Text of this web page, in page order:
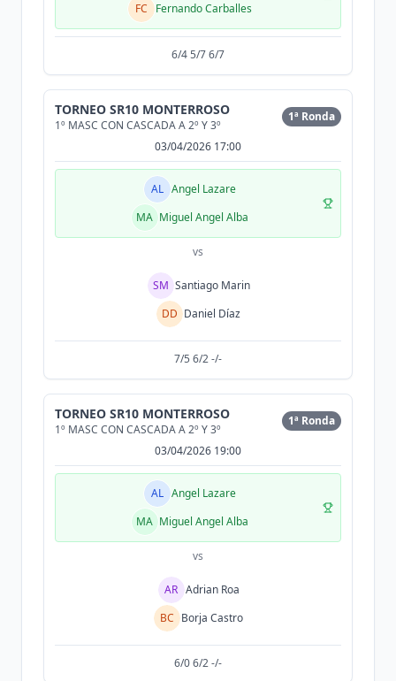
FC
Fernando Carballes
6/4 5/7 6/7
TORNEO SR10 MONTERROSO
1º MASC CON CASCADA A 2º Y 3º
1ª Ronda
03/04/2026 17:00
AL Angel Lazare
MA Miguel Angel Alba
vs
SM Santiago Marin
DD Daniel Díaz
7/5 6/2 -/-
TORNEO SR10 MONTERROSO
1º MASC CON CASCADA A 2º Y 3º
1ª Ronda
03/04/2026 19:00
AL Angel Lazare
MA Miguel Angel Alba
vs
AR Adrian Roa
BC Borja Castro
6/0 6/2 -/-